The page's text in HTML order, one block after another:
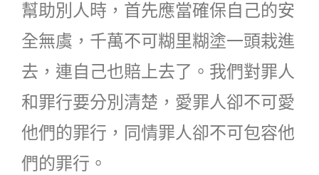
幫助別人時，首先應當確保自己的安
全無虞，千萬不可糊里糊塗一頭栽進
去，連自己也賠上去了。我們對罪人
和罪行要分別清楚，愛罪人卻不可愛
他們的罪行，同情罪人卻不可包容他
們的罪行。